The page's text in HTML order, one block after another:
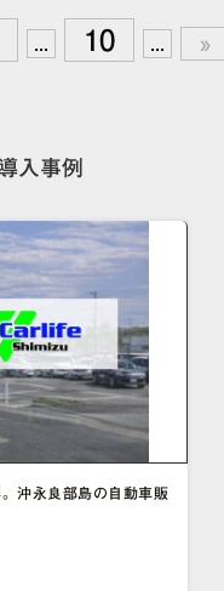
10
»
入事例
沖永良部島の自動車販